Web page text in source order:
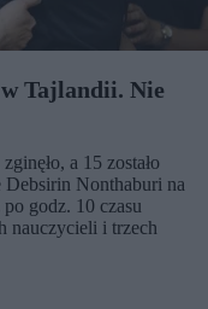
Tajlandii. Nie
a 15 zostało
Nonthaburi na
godz. 10 czasu
nauczycieli i trzech